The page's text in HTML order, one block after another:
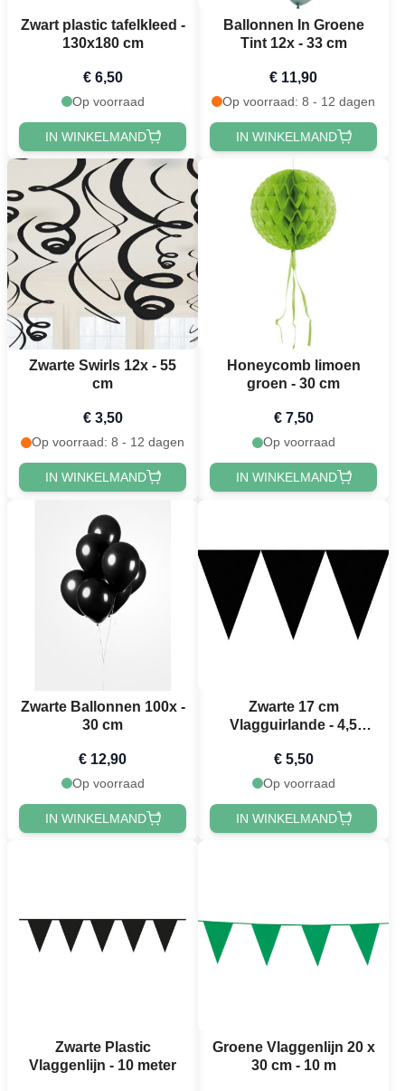
Zwart plastic tafelkleed -
130x180 cm
€ 6,50
Op voorraad
IN WINKELMAND
Ballonnen In Groene
Tint 12x - 33 cm
€ 11,90
Op voorraad: 8 - 12 dagen
IN WINKELMAND
Zwarte Swirls 12x - 55
cm
€ 3,50
Op voorraad: 8 - 12 dagen
IN WINKELMAND
Honeycomb limoen
groen - 30 cm
€ 7,50
Op voorraad
IN WINKELMAND
Zwarte Ballonnen 100x -
30 cm
€ 12,90
Op voorraad
IN WINKELMAND
Zwarte 17 cm
Vlagguirlande - 4,5
€ 5,50
Op voorraad
IN WINKELMAND
Zwarte Plastic
Vlaggenlijn - 10 meter
Groene Vlaggenlijn 20 x
30 cm - 10 m